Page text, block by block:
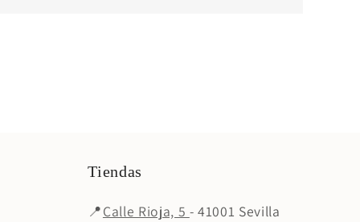
Tiendas
📍Calle Rioja, 5 - 41001 Sevilla